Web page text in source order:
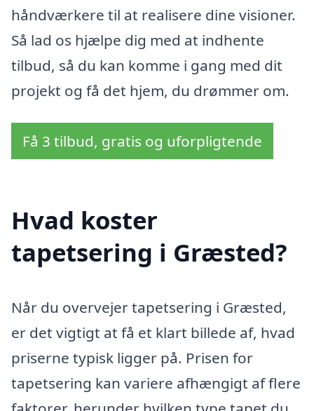
håndværkere til at realisere dine visioner.
Så lad os hjælpe dig med at indhente
tilbud, så du kan komme i gang med dit
projekt og få det hjem, du drømmer om.
Få 3 tilbud, gratis og uforpligtende
Hvad koster
tapetsering i Græsted?
Når du overvejer tapetsering i Græsted,
er det vigtigt at få et klart billede af, hvad
priserne typisk ligger på. Prisen for
tapetsering kan variere afhængigt af flere